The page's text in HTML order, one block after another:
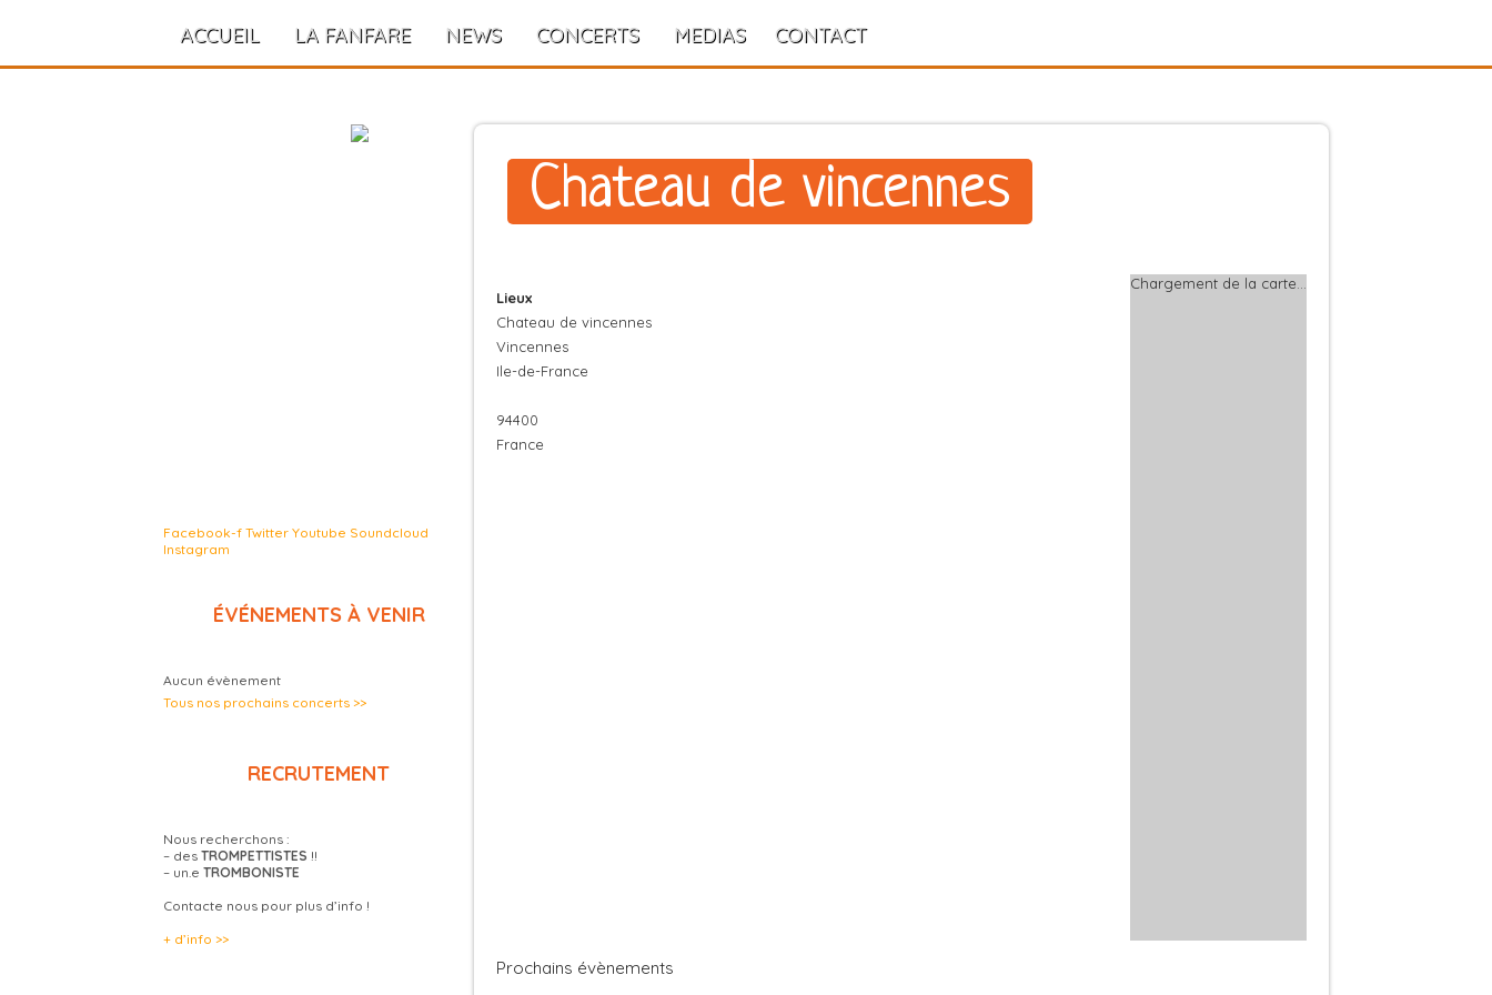
ACCUEIL LA FANFARE NEWS CONCERTS MEDIAS CONTACT
Facebook-f Twitter Youtube Soundcloud
Instagram
ÉVÉNEMENTS À VENIR
Aucun évènement
Tous nos prochains concerts >>
RECRUTEMENT
Nous recherchons :
– des TROMPETTISTES !!
– un.e TROMBONISTE
Contacte nous pour plus d’info !
+ d’info >>
Chateau de vincennes
Chargement de la carte…
Lieux
Chateau de vincennes
Vincennes
Ile-de-France
94400
France
Prochains évènements